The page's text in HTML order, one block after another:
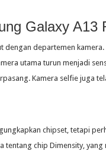
Galaxy A13
dengan departemen
utama turun menjadi
Kamera selfie juga
chipset, tetapi
tentang chip Dimensity,